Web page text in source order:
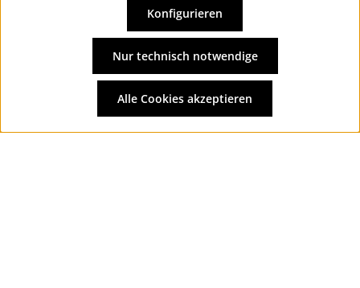
Vertrag widerrufen
und ggf. Nachnahmegebühren, wenn nicht anders
angegeben.
Nur technisch notwendige
Konfigurieren
Alle Cookies akzeptieren